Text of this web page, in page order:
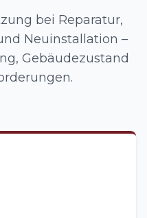
bei Reparatur,
Neuinstallation –
Gebäudezustand